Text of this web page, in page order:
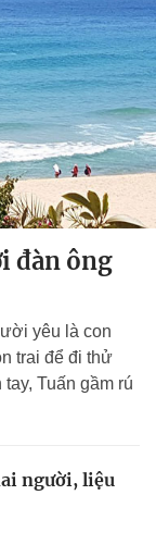
đàn ông
yêu là con
trai để đi thử
Tuấn gầm rú
người, liệu